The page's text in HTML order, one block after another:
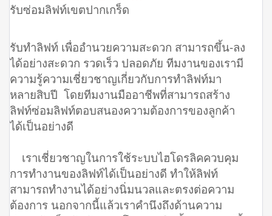
รับซ่อมลิฟท์เขตปากเกร็ด
รับทำลิฟท์ เพื่ออำนวยความสะดวก สามารถขึ้น-ลง
ได้อย่างสะดวก รวดเร็ว ปลอดภัย ทีมงานของเรามี
ความรู้ความเชี่ยวชาญเกี่ยวกับการทำลิฟท์มา
หลายสิบปี โดยทีมงานมืออาชีพที่สามารถสร้าง
ลิฟท์ซ่อมลิฟท์ตอบสนองความต้องการของลูกค้า
ได้เป็นอย่างดี
เราเชี่ยวชาญในการใช้ระบบไฮโดรลิคควบคุม
การทำงานของลิฟท์ได้เป็นอย่างดี ทำให้ลิฟท์
สามารถทำงานได้อย่างนิ่มนวลและตรงต่อความ
ต้องการ นอกจากนี้แล้วเราคำนึงถึงด้านความ